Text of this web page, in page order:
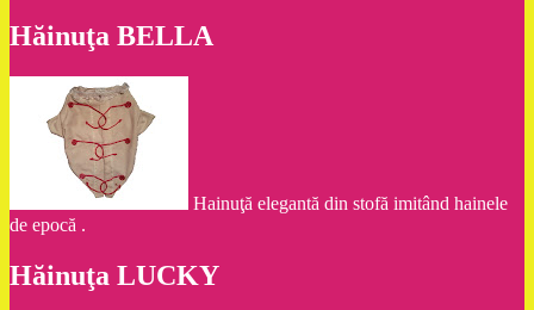
Hăinuţa BELLA
Hainuţă elegantă din stofă imitând hainele
de epocă .
Hăinuţa LUCKY